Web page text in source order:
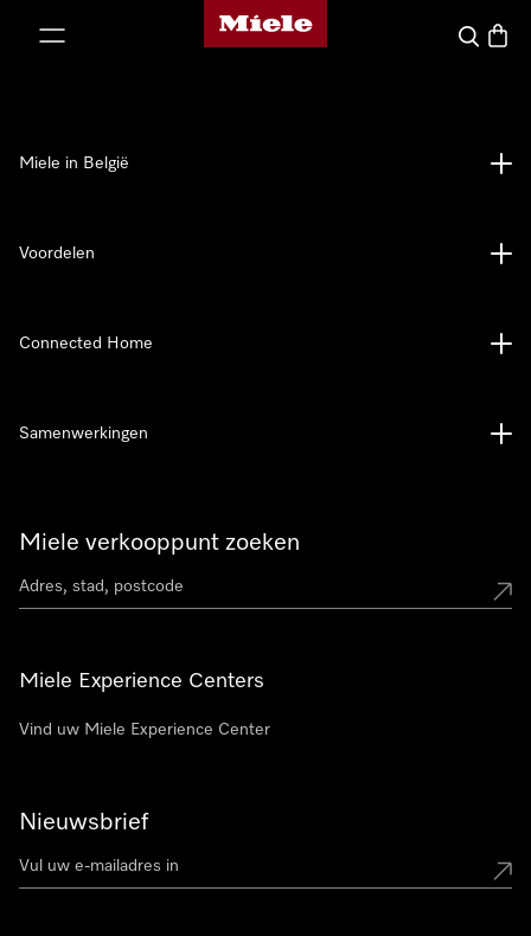
Miele homepage
Wat zoek
Miele verkooppunt zoeken
Miele Experience Centers
Vind uw Miele Experience Center
Nieuwsbrief
Miele in België
Voordelen
Connected Home
Samenwerkingen